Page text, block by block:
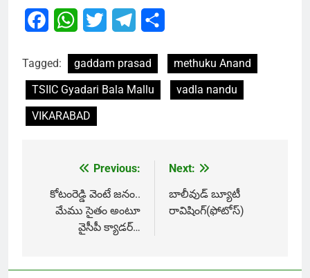
FacebookWhatsApp
Twitter Telegram
Tagged: gaddam prasad
methuku Anand
TSIIC Gyadari Bala Mallu
vadla nandu
VIKARABAD
navigation
Previous:
కోటంరెడ్డి వెంటే జ‌నం..
మేము సైతం అంటూ
వైసీపీ క్యాడ‌ర్‌…
Next:
బాలీవుడ్ బ్యూటీ
రావిషింగ్(ఫోటోస్‌)